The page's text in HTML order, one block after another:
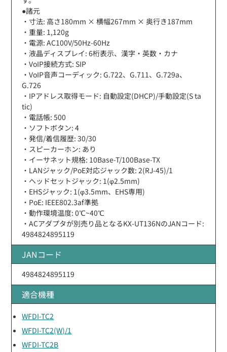
●諸元
・寸法: 高さ180mm × 横幅267mm × 奥行き187mm
・重量: 1,120g
・電源: AC100V/50Hz-60Hz
・液晶ディスプレイ: 6桁表示、漢字・英数・カナ
・VoIP接続方式: SIP
・VoIP音声コーディック: G.722、G.711、G.729a、
G.726
・IPアドレス取得モード: 自動設定(DHCP)/手動設定(S ta
tic)
・電話帳: 500
・ソフトボタン: 4
・発信/着信履歴: 30/30
・スピーカーホン: あり
・イーサネット規格: 10Base-T/100Base-TX
・LANジャック/PoE対応ジャック数: 2(RJ-45)/1
・ヘッドセットジャック: 1(φ2.5mm)
・EHSジャック: 1(φ3.5mm、EHS専用)
・PoE: IEEE802.3af準拠
・動作環境温度: 0℃~40℃
・ACアダプタが別売り品となるKX-UT136NのJANコード:
4984824895119
JANコード
4984824895119
適合機種
WFDI-TC2
WFDI-TC2(W)/1
WFDI-TC2B